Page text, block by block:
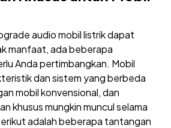
audio mobil listrik dapat
manfaat, ada beberapa
Anda pertimbangkan. Mobil
dan sistem yang berbeda
mobil konvensional, dan
khusus mungkin muncul selama
adalah beberapa tantangan